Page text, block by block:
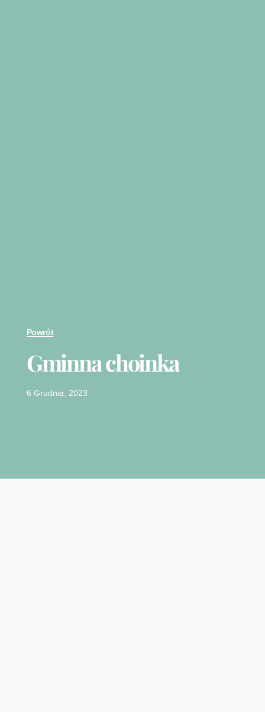
Powrót
Gminna choinka
6 Grudnia, 2023